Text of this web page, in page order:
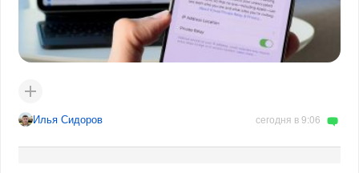
Илья Сидоров сегодня в 9:06